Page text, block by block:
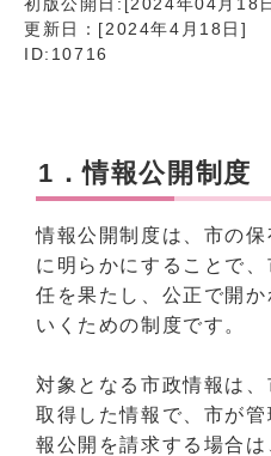
初版公開日:[2024年04月18
更新日：[2024年4月18日]
ID:10716
1．情報公開制度
情報公開制度は、市の
に明らかにすることで
任を果たし、公正で開
いくための制度です。
対象となる市政情報は
取得した情報で、市が
報公開を請求する場合